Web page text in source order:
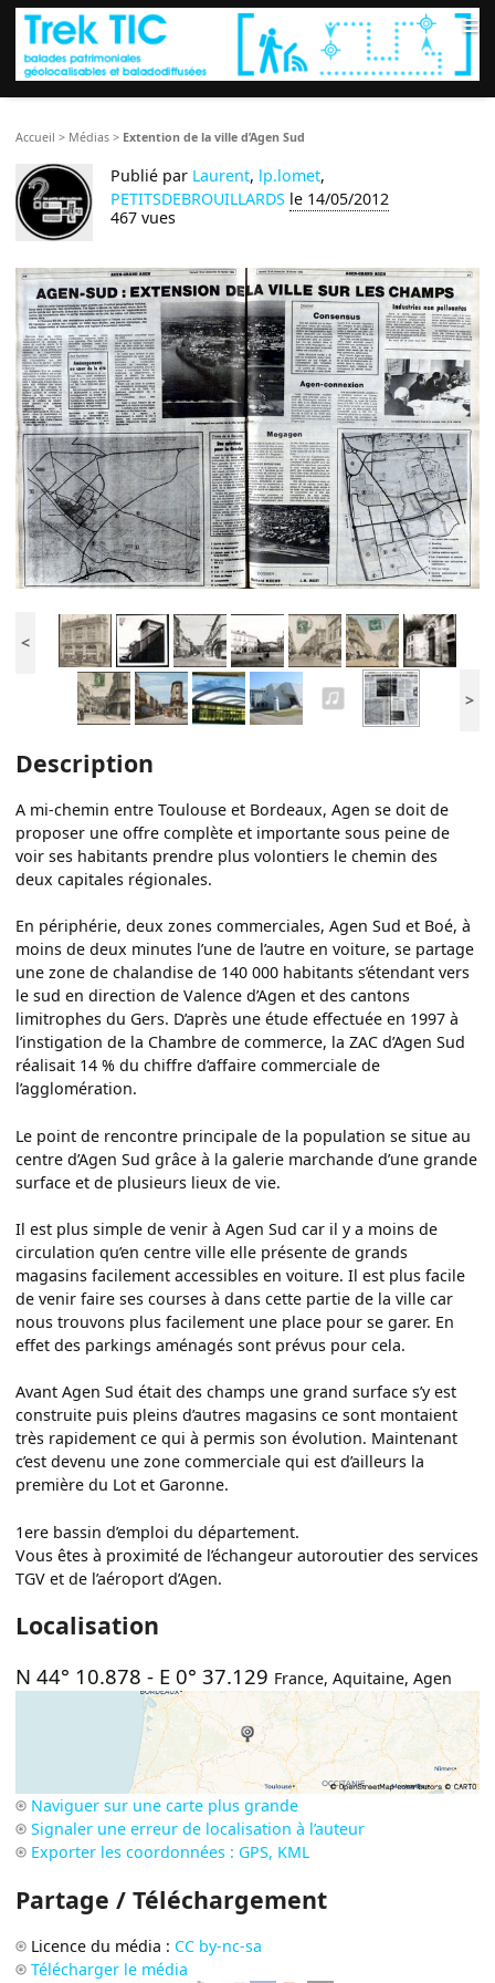
≡
Accueil > Médias > Extention de la ville d’Agen Sud
Publié par Laurent, lp.lomet,
PETITSDEBROUILLARDS le 14/05/2012
467 vues
<
>
Description
A mi-chemin entre Toulouse et Bordeaux, Agen se doit de
proposer une offre complète et importante sous peine de
voir ses habitants prendre plus volontiers le chemin des
deux capitales régionales.
En périphérie, deux zones commerciales, Agen Sud et Boé, à
moins de deux minutes l’une de l’autre en voiture, se partage
une zone de chalandise de 140 000 habitants s’étendant vers
le sud en direction de Valence d’Agen et des cantons
limitrophes du Gers. D’après une étude effectuée en 1997 à
l’instigation de la Chambre de commerce, la ZAC d’Agen Sud
réalisait 14 % du chiffre d’affaire commerciale de
l’agglomération.
Le point de rencontre principale de la population se situe au
centre d’Agen Sud grâce à la galerie marchande d’une grande
surface et de plusieurs lieux de vie.
Il est plus simple de venir à Agen Sud car il y a moins de
circulation qu’en centre ville elle présente de grands
magasins facilement accessibles en voiture. Il est plus facile
de venir faire ses courses à dans cette partie de la ville car
nous trouvons plus facilement une place pour se garer. En
effet des parkings aménagés sont prévus pour cela.
Avant Agen Sud était des champs une grand surface s’y est
construite puis pleins d’autres magasins ce sont montaient
très rapidement ce qui à permis son évolution. Maintenant
c’est devenu une zone commerciale qui est d’ailleurs la
première du Lot et Garonne.
1ere bassin d’emploi du département.
Vous êtes à proximité de l’échangeur autoroutier des services
TGV et de l’aéroport d’Agen.
Localisation
N 44° 10.878 - E 0° 37.129 France,Aquitaine,Agen
Naviguer sur une carte plus grande
Signaler une erreur de localisation à l’auteur
Exporter les coordonnées : GPS, KML
Partage / Téléchargement
Licence du média : CC by-nc-sa
Télécharger le média